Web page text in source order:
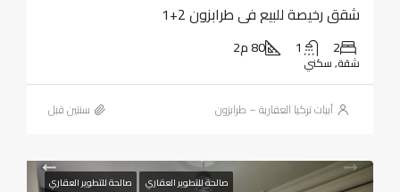
شقق رخيصة للبيع في طرابزون 2+1
2
1 80 م2
شقة, سكني
أبيات تركيا العقارية – طرابزون ‏سنتين قبل
صالحة للتطوير العقاري صالحة للتطوير العقاري